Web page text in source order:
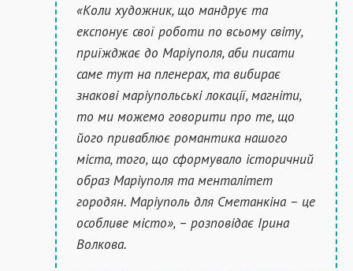
«Коли художник, що мандрує та
експонує свої роботи по всьому світу,
приїжджає до Маріуполя, аби писати
саме тут на пленерах, та вибирає
знакові маріупольські локації, магніти,
то ми можемо говорити про те, що
його приваблює романтика нашого
міста, того, що сформувало історичний
образ Маріуполя та менталітет
городян. Маріуполь для Сметанкіна – це
особливе місто», – розповідає Ірина
Волкова.